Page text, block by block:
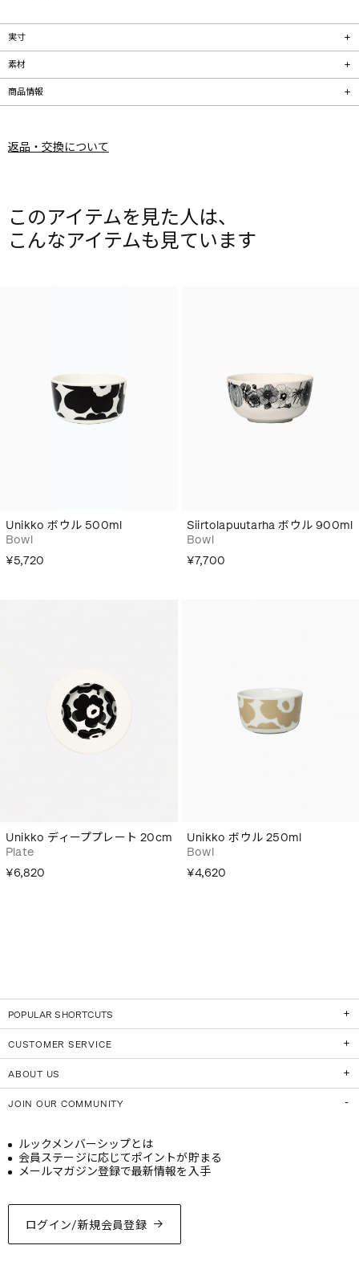
実寸
素材
商品情報
返品・交換について
このアイテムを見た人は、
こんなアイテムも見ています
Unikko ボウル 500ml
Bowl
¥5,720
Siirtolapuutarha ボウル 900ml
Bowl
¥7,700
Unikko ディーププレート 20cm
Plate
¥6,820
Unikko ボウル 250ml
Bowl
¥4,620
POPULAR SHORTCUTS
CUSTOMER SERVICE
ABOUT US
JOIN OUR COMMUNITY
ログイン/新規会員登録
ルックメンバーシップとは
会員ステージに応じてポイントが貯まる
メールマガジン登録で最新情報を入手